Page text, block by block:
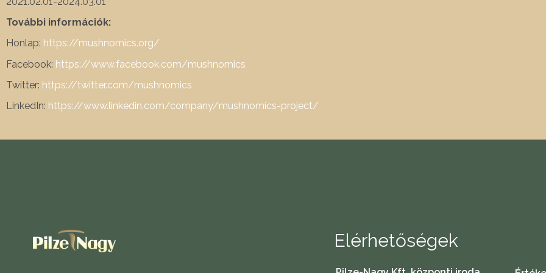
További információk:
Honlap: https://mushnomics.org/
Facebook: https://www.facebook.com/mushnomics
Twitter: https://twitter.com/mushnomics
LinkedIn: https://www.linkedin.com/company/mushnomics-project/
Elérhetőségek